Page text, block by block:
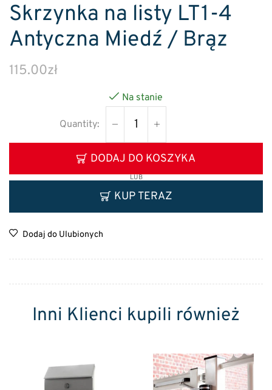
Skrzynka na listy LT1-4
Antyczna Miedź / Brąz
115.00zł
Na stanie
DODAJ DO KOSZYKA
LUB
KUP TERAZ
Dodaj do Ulubionych
Inni Klienci kupili również